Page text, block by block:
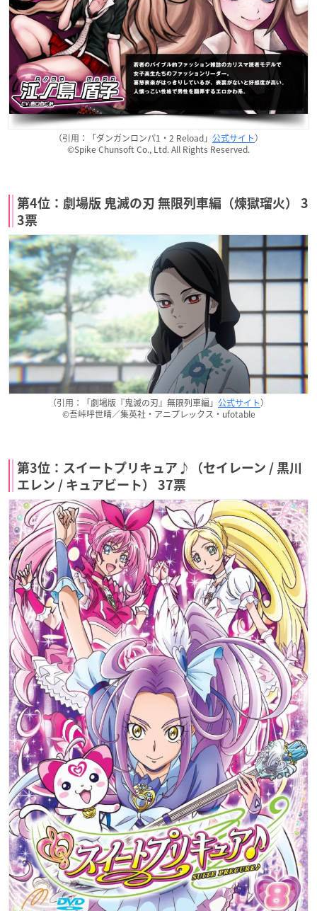
（引用：「ダンガンロンパ1・2 Reload」 公式サイト）
©Spike Chunsoft Co., Ltd. All Rights Reserved.
第4位：劇場版 鬼滅の刃 無限列車編（煉獄瑠火） 3
3票
（引用：「劇場版『鬼滅の刃』無限列車編」 公式サイト）
©吾峠呼世晴／集英社・アニプレックス・ufotable
第3位：スイートプリキュア♪（セイレーン / 黒川
エレン / キュアビート） 37票